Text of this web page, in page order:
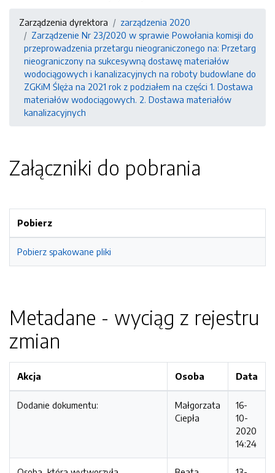
Zarządzenia dyrektora
zarządzenia 2020
Zarządzenie Nr 23/2020 w sprawie Powołania komisji do
przeprowadzenia przetargu nieograniczonego na: Przetarg
nieograniczony na sukcesywną dostawę materiałów
wodociągowych i kanalizacyjnych na roboty budowlane do
ZGKiM Ślęża na 2021 rok z podziałem na części 1. Dostawa
materiałów wodociągowych. 2. Dostawa materiałów
kanalizacyjnych
Załączniki do pobrania
Pobierz
Pobierz spakowane pliki
Metadane - wyciąg z rejestru
zmian
Akcja Osoba Data
Dodanie dokumentu:
Małgorzata
Ciepła
16-
10-
2020
14:24